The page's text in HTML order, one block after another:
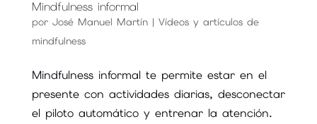
Mindfulness informal
por José Manuel Martín| Vídeos y artículos de
mindfulness
Mindfulness informal te permite estar en el
presente con actividades diarias, desconectar
el piloto automático y entrenar la atención.